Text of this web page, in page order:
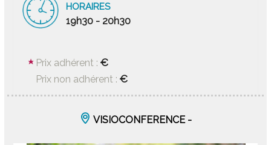
HORAIRES
19h30 - 20h30
Prix adhérent :€
Prix non adhérent :€
VISIOCONFERENCE -